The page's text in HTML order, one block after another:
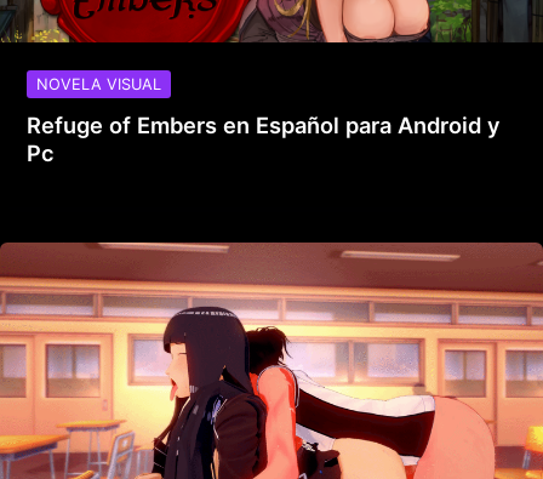
NOVELA VISUAL
Refuge of Embers en Español para Android y
Pc